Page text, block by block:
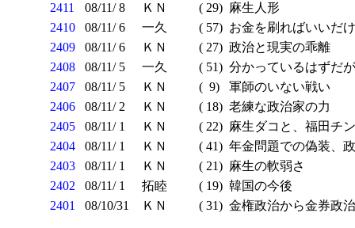
2411
08/11/ 8 ＫＮ ( 29) 麻生人形
2410
08/11/ 6 一久 ( 57) お金を刷ればいいだ
2409
08/11/ 6 ＫＮ ( 27) 政治と現実の乖離
2408
08/11/ 5 一久 ( 51) 分かっているはずだ
2407
08/11/ 5 ＫＮ ( 9)
軍師のいない戦い
2406
08/11/ 2 ＫＮ ( 18) 老練な政治家の力
2405
08/11/ 1 ＫＮ ( 22) 麻生ダコと、福田チ
2404
08/11/ 1 ＫＮ ( 41) 年金問題での偽装、
2403
08/11/ 1 ＫＮ ( 21) 麻生の軟弱さ
2402
08/11/ 1 拓睦 ( 19) 韓国の今後
2401
08/10/31 ＫＮ ( 31) 金権政治から金券政治